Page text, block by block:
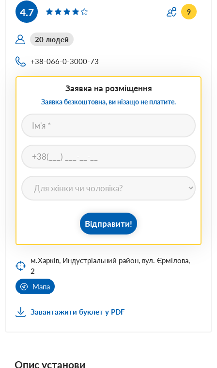
4.7 9
20 людей
+38-066-0-3000-73
Заявка на розміщення
Заявка безкоштовна, ви нізащо не платите.
Відправити!
м.Харків, Индустріальний район, вул. Єрмілова,
2
Мапа
Завантажити буклет у PDF
Опис установи